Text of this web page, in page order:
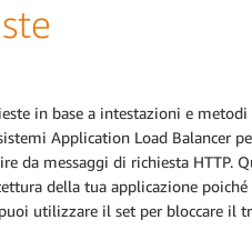
in base a intestazioni e metodi
Application Load Balancer
da messaggi di richiesta HTTP.
della tua applicazione
utilizzare il set per bloccare il